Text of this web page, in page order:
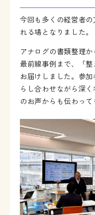
今回も多くの経営者
れる場となりました。
アナログの書類整理
最前線事例まで、「
お届けしました。参
らし合わせながら深
のお声からも伝わって